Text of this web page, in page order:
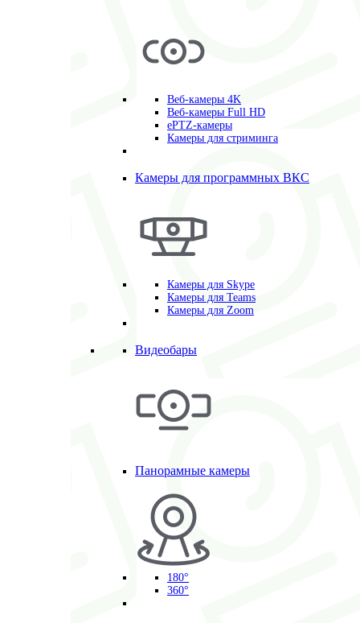
Веб-камеры 4K
Веб-камеры Full HD
ePTZ-камеры
Камеры для стриминга
Камеры для программных ВКС
Камеры для Skype
Камеры для Teams
Камеры для Zoom
Видеобары
Панорамные камеры
180°
360°